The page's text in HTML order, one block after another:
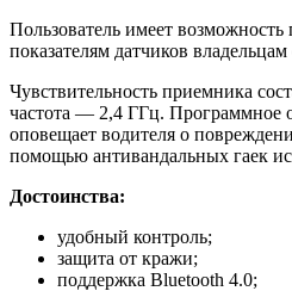
Пользователь имеет возможность
показателям датчиков
Чувствительность приемника
частота — 2,4 ГГц. Программное
оповещает водителя о
помощью антивандальных гаек
Достоинства:
удобный контроль;
защита от кражи;
поддержка Bluetooth 4.0;